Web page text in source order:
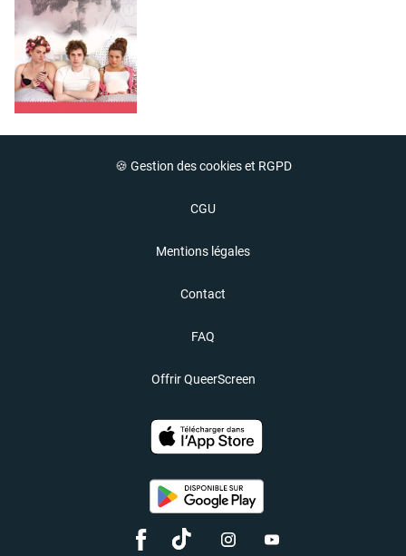
🍪 Gestion des cookies et RGPD
CGU
Mentions légales
Contact
FAQ
Offrir QueerScreen